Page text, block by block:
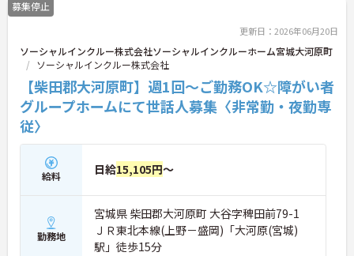
には、面接対策ポイントなど、さらに詳細をお話し
募集停止
更新日：2026年06月20日
ソーシャルインクルー株式会社ソーシャルインクルーホーム宮城大河原町
ソーシャルインクルー株式会社
【柴田郡大河原町】週1回～ご勤務OK☆障がい者
グループホームにて世話人募集〈非常勤・夜勤専
従〉
給料 日給15,105円～
勤務地
宮城県 柴田郡大河原町 大谷字稗田前79-1
ＪＲ東北本線(上野－盛岡)「大河原(宮城)
駅」徒歩15分